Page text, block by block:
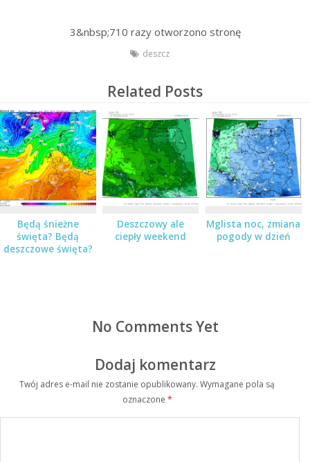
3&nbsp;710 razy otworzono stronę
deszcz
Related Posts
Będą śnieżne
święta? Będą
deszczowe święta?
Deszczowy ale
ciepły weekend
Mglista noc, zmiana
pogody w dzień
No Comments Yet
Dodaj komentarz
Twój adres e-mail nie zostanie opublikowany. Wymagane pola są
oznaczone *